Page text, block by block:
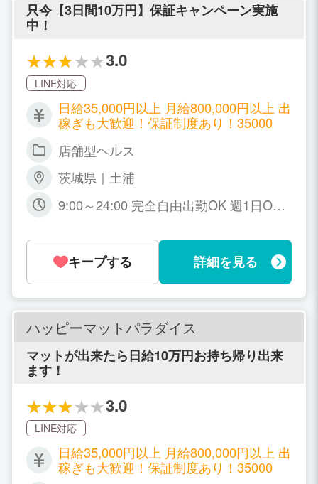
只今【3日間10万円】保証キャンペーン実施
中！
3.0
LINE対応
日給35,000円以上 月給800,000円以上 出
稼ぎも大歓迎！保証制度あり！35000
店舗型ヘルス
茨城県｜土浦
9:00～24:00 完全自由出勤OK 週1日O
キープする 詳細を見る
ハッピーマットパラダイス
マットが出来たら日給10万円お持ち帰り出来
ます！
3.0
LINE対応
日給35,000円以上 月給800,000円以上 出
稼ぎも大歓迎！保証制度あり！35000